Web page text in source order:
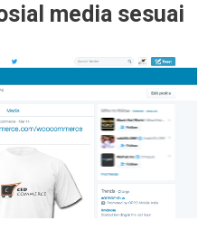
media sesuai